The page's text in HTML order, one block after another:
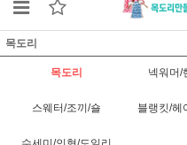
목도리
목도리 넥워머/
스웨터/조끼/숄 블랭킷/헤